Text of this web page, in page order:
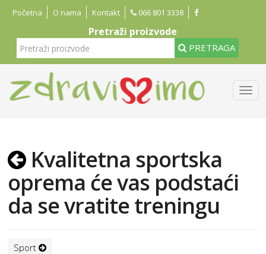
Početna O nama Kontakt 066 801 3338
Pretraži proizvode
PRETRAGA
Kvalitetna sportska
oprema će vas podstaći
da se vratite treningu
Sport